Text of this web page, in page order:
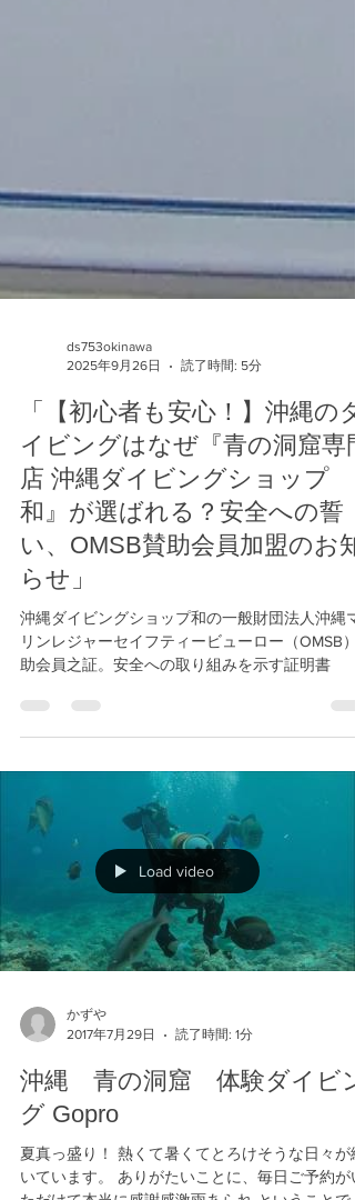
ds753okinawa
「【初心者も安心！】沖縄のダ
イビングはなぜ『青の洞窟専
店 沖縄ダイビングショップ
和』が選ばれる？安全への誓
い、OMSB賛助会員加盟のお知
らせ」
沖縄ダイビングショップ和の一般財団法人沖縄マ
リンレジャーセイフティービューロー（OMSB）
Load video
かずや
沖縄 青の洞窟 体験ダイビン
グ Gopro
夏真っ盛り！ 熱くて暑くてとろけそうな日々が